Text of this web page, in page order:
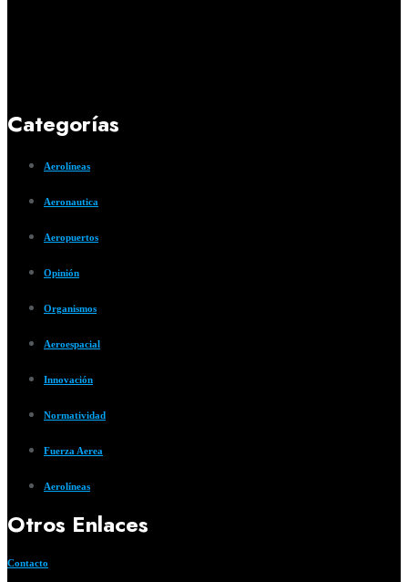
Categorías
Aerolíneas
Aeronautica
Aeropuertos
Opinión
Organismos
Aeroespacial
Innovación
Normatividad
Fuerza Aerea
Aerolíneas
Otros Enlaces
Contacto